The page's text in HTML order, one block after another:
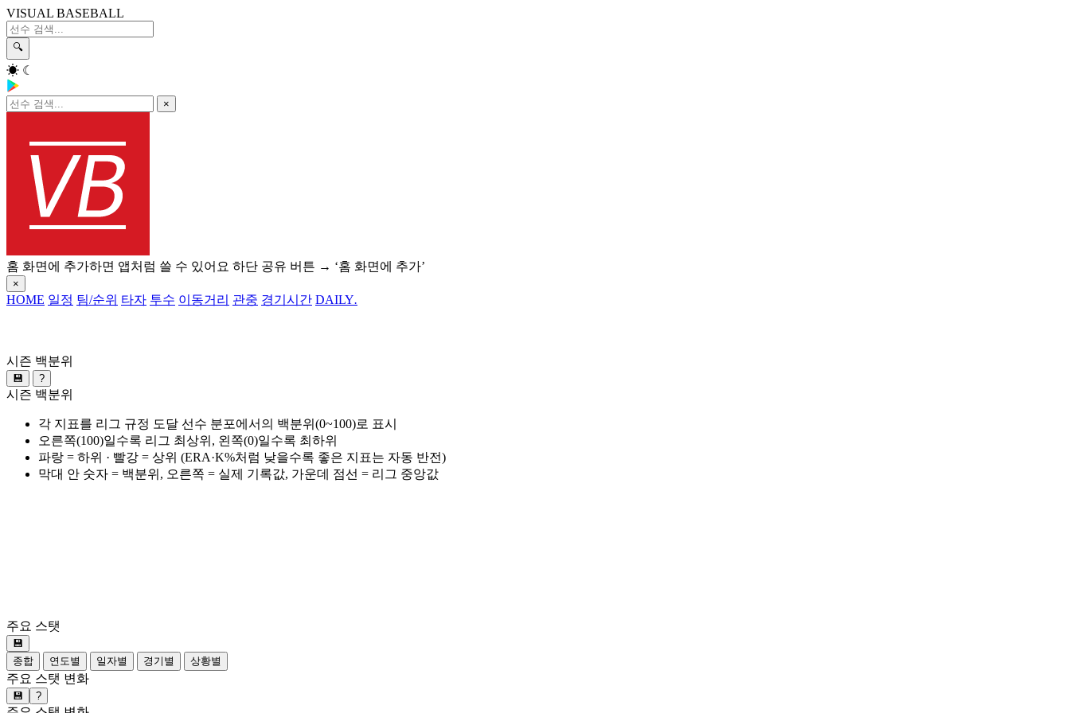
VISUAL BASEBALL
🔍
☀ ☾
×
홈 화면에 추가하면 앱처럼 쓸 수 있어요 하단 공유 버튼 → ‘홈 화면에 추가’
×
HOME 일정 팀/순위 타자 투수 이동거리 관중 경기시간 DAILY.
시즌 백분위
💾 ?
시즌 백분위
각 지표를 리그 규정 도달 선수 분포에서의 백분위(0~100)로 표시
오른쪽(100)일수록 리그 최상위, 왼쪽(0)일수록 최하위
파랑 = 하위 · 빨강 = 상위 (ERA·K%처럼 낮을수록 좋은 지표는 자동 반전)
막대 안 숫자 = 백분위, 오른쪽 = 실제 기록값, 가운데 점선 = 리그 중앙값
주요 스탯
💾
종합
연도별 일자별 경기별 상황별
주요 스탯 변화
💾 ?